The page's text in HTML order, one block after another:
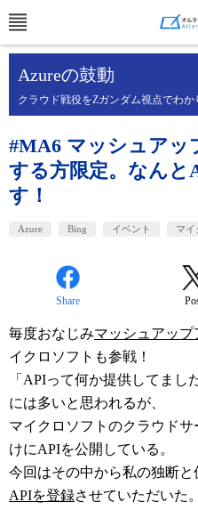
Azureの鼓動
クラウド戦役をZガンダム視点でわか
#MA6 マッシュアッ
する方限定。なんと
す！
Azure Bing イベント マイ
Share
毎度おなじみマッシュアップ
イクロソフトも参戦！
「APIって何か提供してまし
には多いと思われるが、
マイクロソフトのクラウド
けにAPIを公開している。
今回はその中から私の独断と
APIを登録させていただいた。